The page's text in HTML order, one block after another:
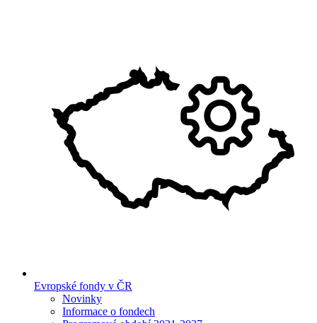
Evropské fondy v ČR
Novinky
Informace o fondech